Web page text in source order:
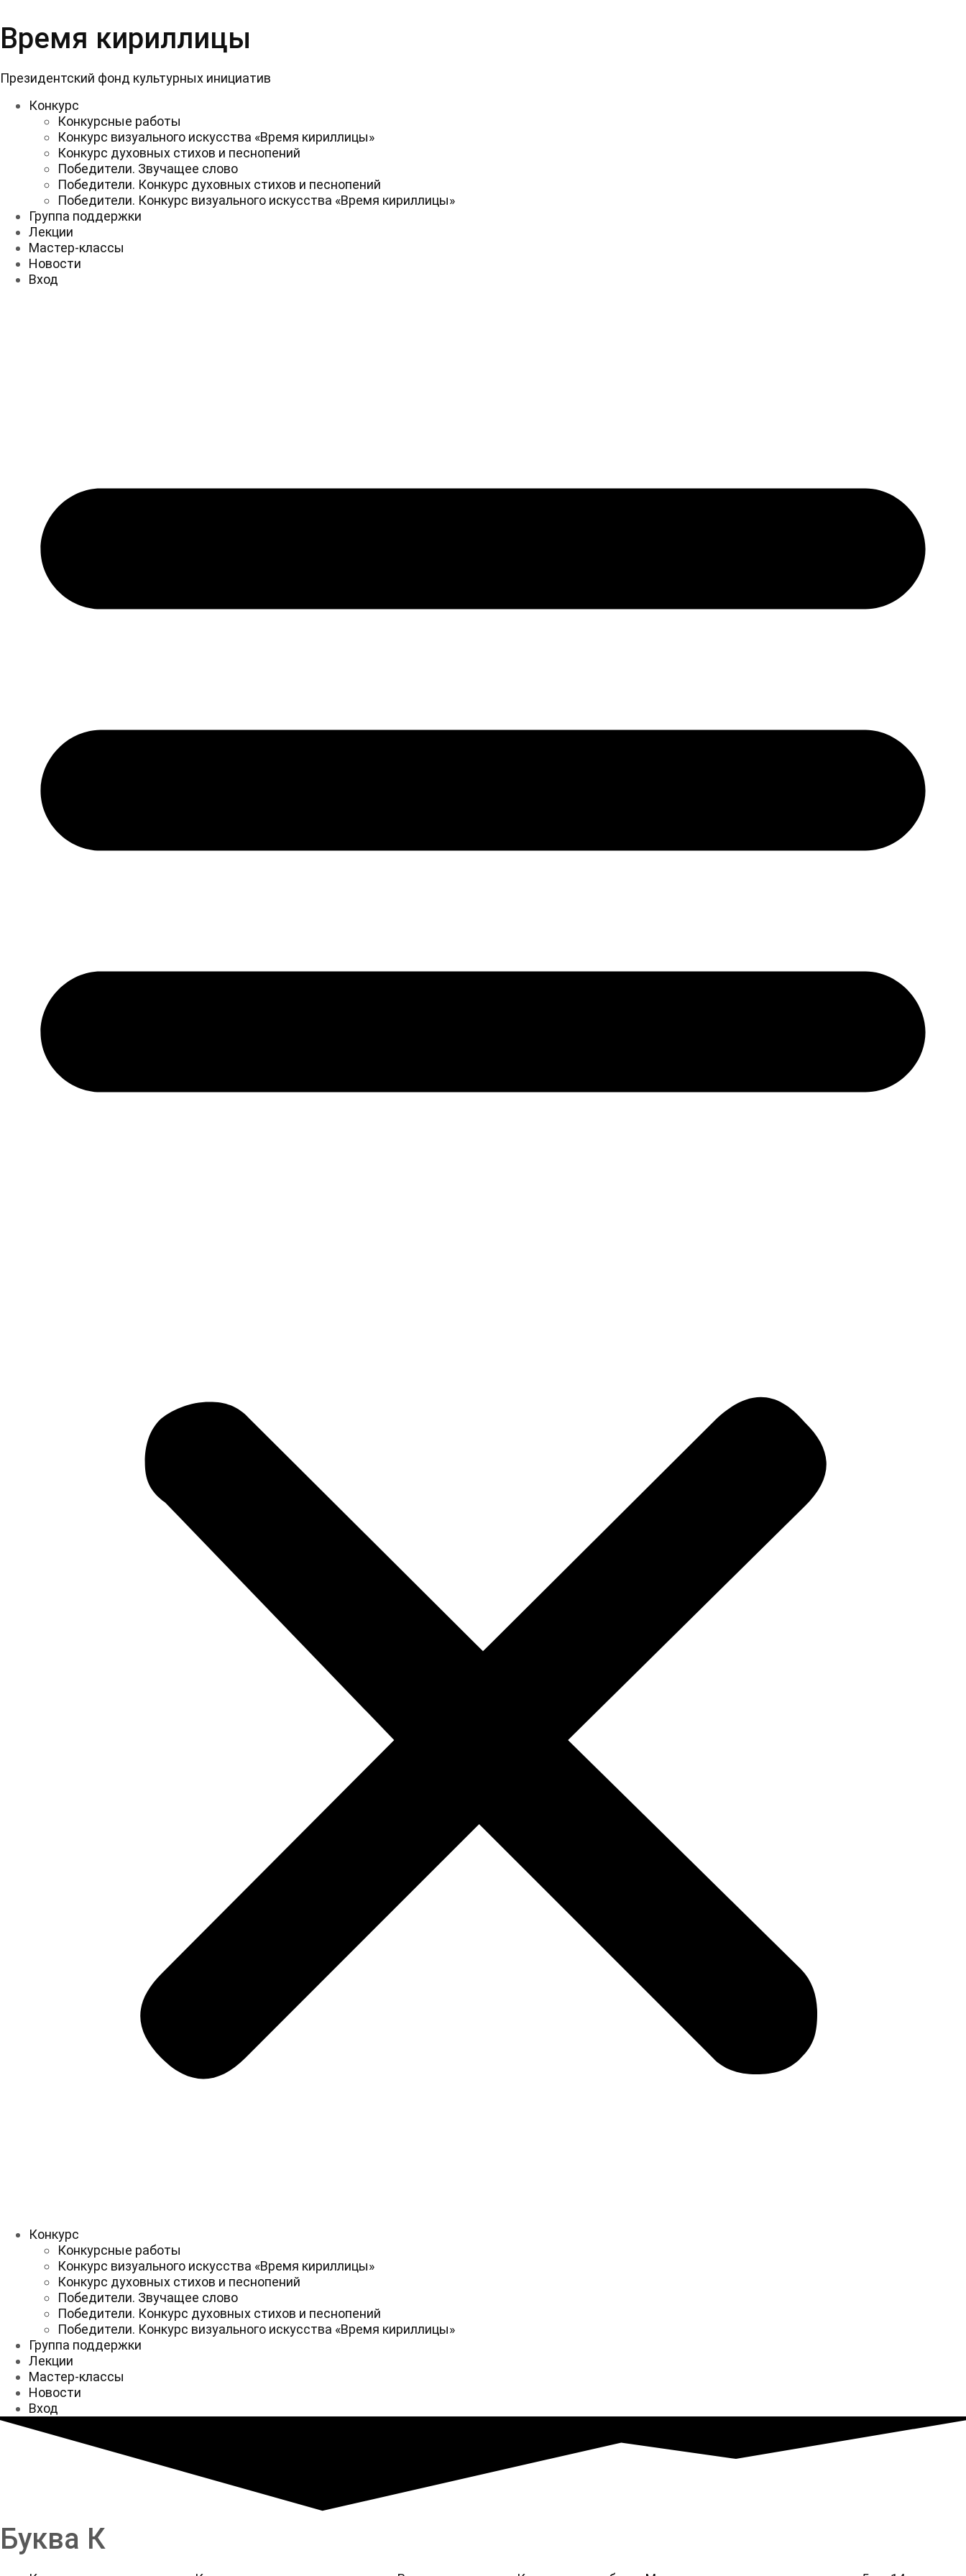
содержимому
Время кириллицы
Президентский фонд культурных инициатив
Конкурс
Конкурсные работы
Конкурс визуального искусства «Время кириллицы»
Конкурс духовных стихов и песнопений
Победители. Звучащее слово
Победители. Конкурс духовных стихов и песнопений
Победители. Конкурс визуального искусства «Время кириллицы»
Группа поддержки
Лекции
Мастер-классы
Новости
Вход
Конкурс
Конкурсные работы
Конкурс визуального искусства «Время кириллицы»
Конкурс духовных стихов и песнопений
Победители. Звучащее слово
Победители. Конкурс духовных стихов и песнопений
Победители. Конкурс визуального искусства «Время кириллицы»
Группа поддержки
Лекции
Мастер-классы
Новости
Вход
Буква К